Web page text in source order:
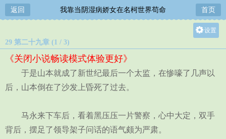
返回 我靠当阴湿病娇女在名柯世界苟命 首页
设置
中
29 第二十九章 (1 / 3)
《关闭小说畅读模式体验更好》
于是山本就成了新世纪最后一个太监，在惨嚎了几声以
后，山本倒在了沙发上昏死了过去。
马永来下车后，看着黑压压一片警察，心中大定，双手
背后，摆足了领导架子问话的语气颇为严肃。